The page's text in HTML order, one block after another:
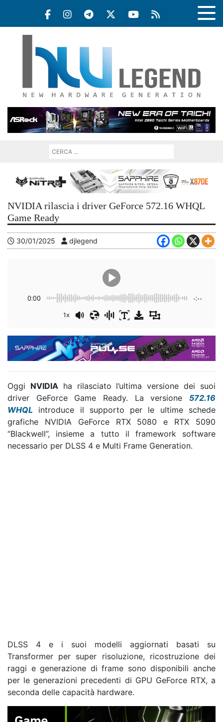
NVIDIA rilascia i driver GeForce 572.16 WHQL
Game Ready
30/01/2025 djlegend
0:00 -:--
1x
Oggi NVIDIAha rilasciato l’ultima versione dei suoi
driver GeForce Game Ready. La versione 572.16
WHQL introduce il supporto per le ultime schede
grafiche NVIDIA GeForce RTX 5080 e RTX 5090
“Blackwell”, insieme a tutto il framework software
necessario per DLSS 4 e Multi Frame Generation.
DLSS 4 e i suoi modelli aggiornati basati su
Transformer per super risoluzione, ricostruzione dei
raggi e generazione di frame sono disponibili anche
per le generazioni precedenti di GPU GeForce RTX, a
seconda delle capacità hardware.